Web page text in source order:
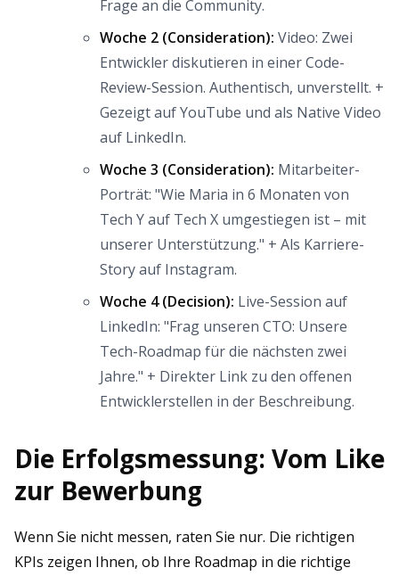
Frage an die Community.
Woche 2 (Consideration): Video: Zwei
Entwickler diskutieren in einer Code-
Review-Session. Authentisch, unverstellt. +
Gezeigt auf YouTube und als Native Video
auf LinkedIn.
Woche 3 (Consideration): Mitarbeiter-
Porträt: "Wie Maria in 6 Monaten von
Tech Y auf Tech X umgestiegen ist – mit
unserer Unterstützung." + Als Karriere-
Story auf Instagram.
Woche 4 (Decision): Live-Session auf
LinkedIn: "Frag unseren CTO: Unsere
Tech-Roadmap für die nächsten zwei
Jahre." + Direkter Link zu den offenen
Entwicklerstellen in der Beschreibung.
Die Erfolgsmessung: Vom Like
zur Bewerbung
Wenn Sie nicht messen, raten Sie nur. Die richtigen
KPIs zeigen Ihnen, ob Ihre Roadmap in die richtige